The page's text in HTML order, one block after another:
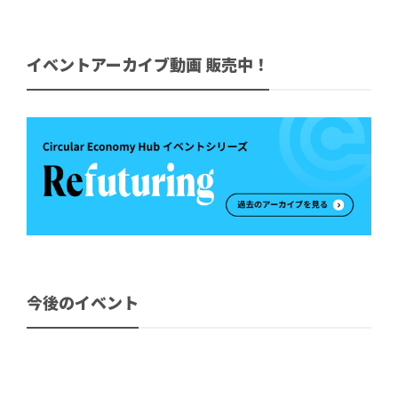
イベントアーカイブ動画 販売中！
今後のイベント